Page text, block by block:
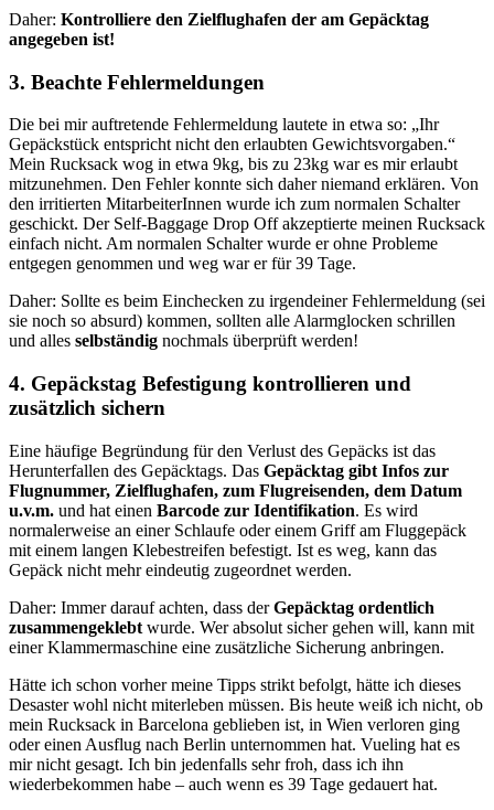
Daher: Kontrolliere den Zielflughafen der am Gepäcktag
angegeben ist!
3. Beachte Fehlermeldungen
Die bei mir auftretende Fehlermeldung lautete in etwa so: „Ihr
Gepäckstück entspricht nicht den erlaubten Gewichtsvorgaben.“
Mein Rucksack wog in etwa 9kg, bis zu 23kg war es mir erlaubt
mitzunehmen. Den Fehler konnte sich daher niemand erklären. Von
den irritierten MitarbeiterInnen wurde ich zum normalen Schalter
geschickt. Der Self-Baggage Drop Off akzeptierte meinen Rucksack
einfach nicht. Am normalen Schalter wurde er ohne Probleme
entgegen genommen und weg war er für 39 Tage.
Daher: Sollte es beim Einchecken zu irgendeiner Fehlermeldung (sei
sie noch so absurd) kommen, sollten alle Alarmglocken schrillen
und alles selbständig nochmals überprüft werden!
4. Gepäckstag Befestigung kontrollieren und
zusätzlich sichern
Eine häufige Begründung für den Verlust des Gepäcks ist das
Herunterfallen des Gepäcktags. Das Gepäcktag gibt Infos zur
Flugnummer, Zielflughafen, zum Flugreisenden, dem Datum
u.v.m. und hat einen Barcode zur Identifikation. Es wird
normalerweise an einer Schlaufe oder einem Griff am Fluggepäck
mit einem langen Klebestreifen befestigt. Ist es weg, kann das
Gepäck nicht mehr eindeutig zugeordnet werden.
Daher: Immer darauf achten, dass derGepäcktag ordentlich
zusammengeklebt wurde. Wer absolut sicher gehen will, kann mit
einer Klammermaschine eine zusätzliche Sicherung anbringen.
Hätte ich schon vorher meine Tipps strikt befolgt, hätte ich dieses
Desaster wohl nicht miterleben müssen. Bis heute weiß ich nicht, ob
mein Rucksack in Barcelona geblieben ist, in Wien verloren ging
oder einen Ausflug nach Berlin unternommen hat. Vueling hat es
mir nicht gesagt. Ich bin jedenfalls sehr froh, dass ich ihn
wiederbekommen habe – auch wenn es 39 Tage gedauert hat.